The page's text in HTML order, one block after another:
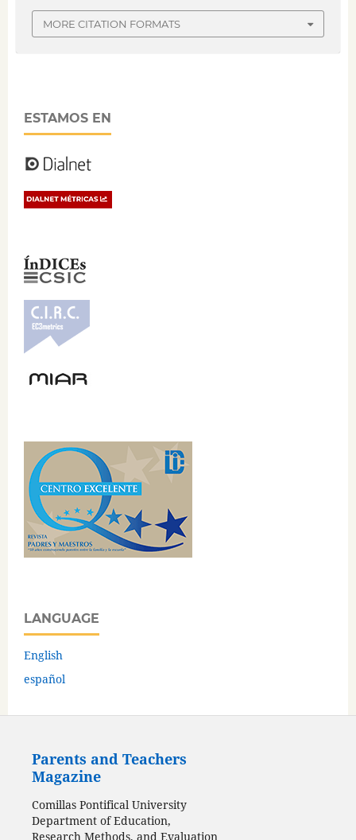
MORE CITATION FORMATS
ESTAMOS EN
LANGUAGE
English
español
Parents and Teachers
Magazine
Comillas Pontifical University
Department of Education,
Research Methods, and Evaluation